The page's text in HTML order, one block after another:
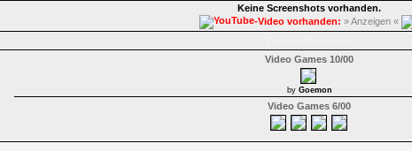
Keine Screenshots vorhanden.
-Video vorhanden: » Anzeigen «
Video Games 10/00
by Goemon
Video Games 6/00